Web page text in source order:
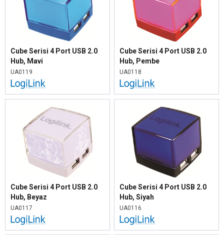
Cube Serisi 4 Port USB 2.0
Hub, Mavi
UA0119
Cube Serisi 4 Port USB 2.0
Hub, Pembe
UA0118
Cube Serisi 4 Port USB 2.0
Hub, Beyaz
UA0117
Cube Serisi 4 Port USB 2.0
Hub, Siyah
UA0116